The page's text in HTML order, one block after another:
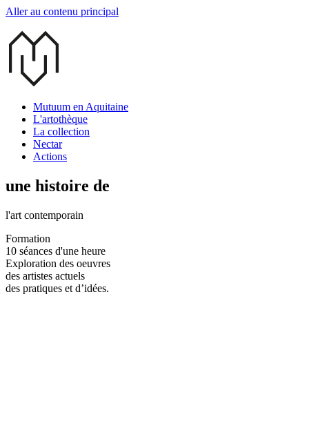
Aller au contenu principal
Mutuum en Aquitaine
L'artothèque
La collection
Nectar
Actions
une histoire de
l'art contemporain
Formation
10 séances d'une heure
Exploration des oeuvres
des artistes actuels
des pratiques et d’idées.